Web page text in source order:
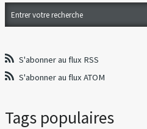
S'abonner au flux RSS
S'abonner au flux ATOM
Tags populaires